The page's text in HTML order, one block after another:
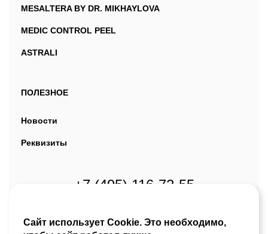
Сайт использует Cookie. Это необходимо,
MESALTERA BY DR. MIKHAYLOVA
MEDIC CONTROL PEEL
ASTRALI
ПОЛЕЗНОЕ
Новости
Реквизиты
+7 (495) 116-72-55